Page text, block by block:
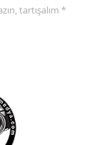
tartışalım *